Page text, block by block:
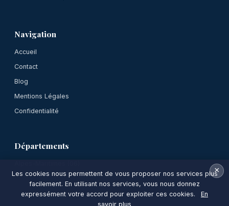
Navigation
Accueil
Contact
Blog
Mentions Légales
Confidentialité
Départements
Les cookies nous permettent de vous proposer nos services plus
facilement. En utilisant nos services, vous nous donnez
expressément votre accord pour exploiter ces cookies.
En
savoir plus
×